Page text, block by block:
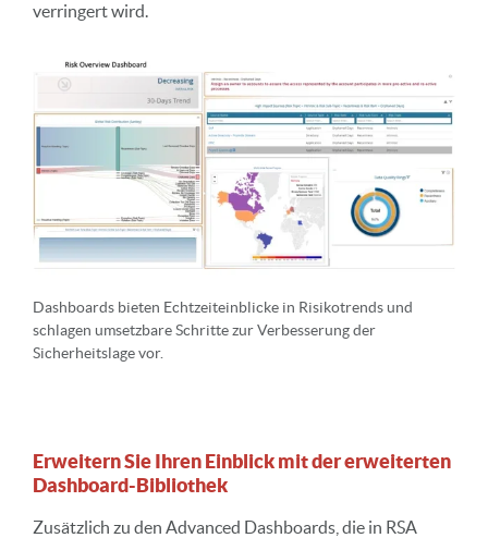
verringert wird.
Dashboards bieten Echtzeiteinblicke in Risikotrends und
schlagen umsetzbare Schritte zur Verbesserung der
Sicherheitslage vor.
Erweitern Sie Ihren Einblick mit der erweiterten
Dashboard-Bibliothek
Zusätzlich zu den Advanced Dashboards, die in RSA